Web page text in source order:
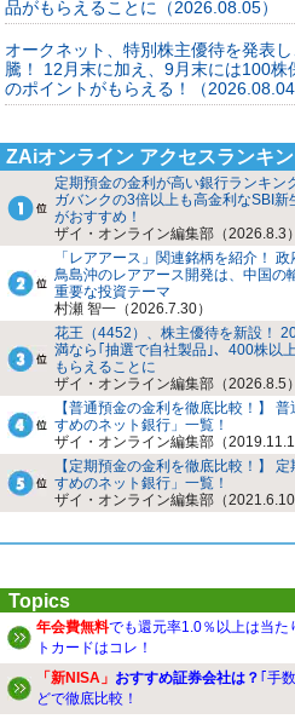
品がもらえることに（2026.08.05）
オークネット、特別株主優待を発表
騰！ 12月末に加え、9月末には100株
のポイントがもらえる！（2026.08.04
ZAiオンライン アクセスランキ
定期預金の金利が高い銀行ランキン
ガバンクの3倍以上も高金利なSBI
がおすすめ！
ザイ・オンライン編集部（2026.8.3）
「レアアース」関連銘柄を紹介！
鳥島沖のレアアース開発は、中国の
重要な投資テーマ
村瀬 智一（2026.7.30）
花王（4452）、株主優待を新設！
満なら｢抽選で自社製品｣、400株以
もらえることに
ザイ・オンライン編集部（2026.8.5）
【普通預金の金利を徹底比較！】
すめのネット銀行」一覧！
ザイ・オンライン編集部（2019.11.1
【定期預金の金利を徹底比較！】
すめのネット銀行」一覧！
ザイ・オンライン編集部（2021.6.10
Topics
年会費無料でも還元率1.0％以上は当
トカードはコレ！
「新NISA」 おすすめ証券会社は？ ｢手
どで徹底比較！